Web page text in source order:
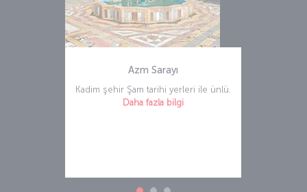
Azm Sarayı
Kadim şehir Şam tarihi yerleri ile ünlü.
Daha fazla bilgi